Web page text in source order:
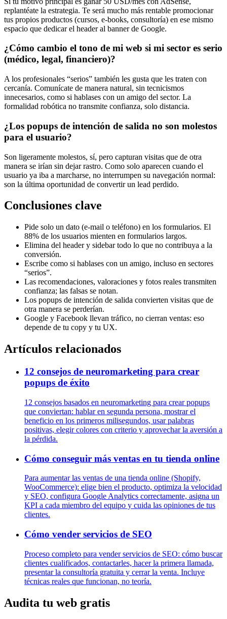
replantéate la estrategia. Te será mucho más rentable promocionar
tus propios productos (cursos, e-books, consultoría) en ese mismo
espacio que dedicar el header al banner de Google.
¿Cómo cambio el tono de mi web si mi sector es serio
(médico, legal, financiero)?
A los profesionales “serios” también les gusta que les traten con
cercanía. Comunícate de manera natural, sin tecnicismos
innecesarios, como si hablases con un amigo del sector. La
formalidad robótica no transmite confianza, solo distancia.
¿Los popups de intención de salida no son molestos
para el usuario?
Son ligeramente molestos, sí, pero capturan visitas que de otra
manera se irían sin dejar rastro. Como solo aparecen cuando el
usuario ya iba a marcharse, no interrumpen su navegación normal:
son la última oportunidad de convertir un lead perdido.
Conclusiones clave
Pide solo un dato (e-mail o teléfono) en los formularios. El
88% de los usuarios mienten en formularios largos.
Elimina del header y sidebar todo lo que no contribuya a la
conversión.
Escribe como si hablases con un amigo, incluso en sectores
“serios”.
Las recomendaciones, valoraciones y fotos reales transmiten
confianza; las falsas se notan.
Los popups de intención de salida convierten visitas que de
otra manera se perderían.
Google y Facebook llevan tráfico, no cierran ventas: eso
depende de tu copy y tu UX.
Artículos relacionados
12 consejos de neuromarketing para crear
popups de éxito
12 consejos basados en neuromarketing para crear popups
que conviertan: hablar en segunda persona, mostrar el
beneficio en los primeros milisegundos, usar palabras
positivas, elegir colores con criterio y aprovechar la aversión a
la pérdida.
Cómo conseguir más ventas en tu tienda online
Para aumentar las ventas de una tienda online (Shopify,
WooCommerce): elige bien el producto, optimiza la velocidad
y SEO, configura Google Analytics correctamente, asigna un
KPI a cada miembro del equipo y cuida las opiniones de tus
clientes.
Cómo vender servicios de SEO
Proceso completo para vender servicios de SEO: cómo buscar
clientes cualificados, contactarles, hacer la primera llamada,
presentar la consultoría gratuita y cerrar la venta. Incluye
técnicas reales que funcionan, no teoría.
Audita tu web gratis